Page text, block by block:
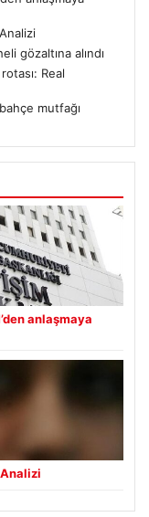
gözaltına alındı
Real
mutfağı
anlaşmaya